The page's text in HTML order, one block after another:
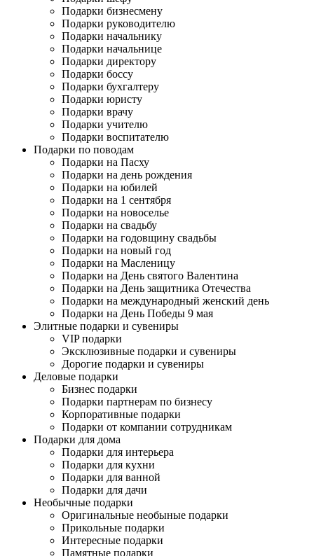
Подарки бизнесмену
Подарки руководителю
Подарки начальнику
Подарки начальнице
Подарки директору
Подарки боссу
Подарки бухгалтеру
Подарки юристу
Подарки врачу
Подарки учителю
Подарки воспитателю
Подарки по поводам
Подарки на Пасху
Подарки на день рождения
Подарки на юбилей
Подарки на 1 сентября
Подарки на новоселье
Подарки на свадьбу
Подарки на годовщину свадьбы
Подарки на новый год
Подарки на Масленицу
Подарки на День святого Валентина
Подарки на День защитника Отечества
Подарки на международный женский день
Подарки на День Победы 9 мая
Элитные подарки и сувениры
VIP подарки
Эксклюзивные подарки и сувениры
Дорогие подарки и сувениры
Деловые подарки
Бизнес подарки
Подарки партнерам по бизнесу
Корпоративные подарки
Подарки от компании сотрудникам
Подарки для дома
Подарки для интерьера
Подарки для кухни
Подарки для ванной
Подарки для дачи
Необычные подарки
Оригинальные необыные подарки
Прикольные подарки
Интересные подарки
Памятные подарки